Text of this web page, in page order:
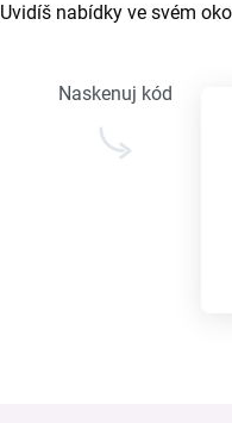
Uvidíš nabídky ve svém
Naskenuj kód